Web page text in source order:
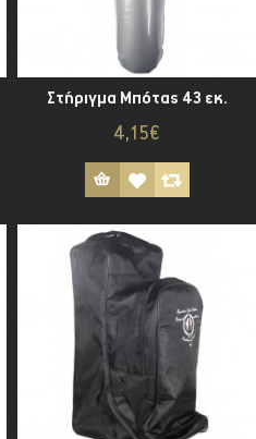
Στήριγμα Μπότας 43 εκ.
4,15€